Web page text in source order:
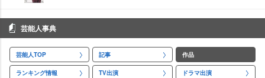
芸能人事典
芸能人TOP 記事 作品
ランキング情報 TV出演 ドラマ出演